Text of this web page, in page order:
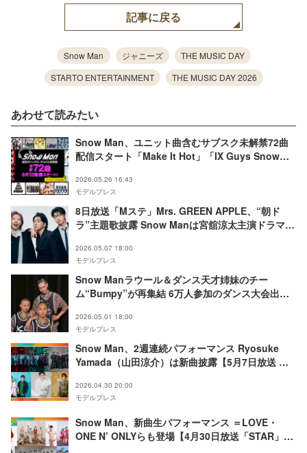
記事に戻る
Snow Man ジャニーズ
THE MUSIC DAY
STARTO ENTERTAINMENT
THE MUSIC DAY 2026
あわせて読みたい
Snow Man、ユニット曲含むサブスク未解禁72曲
配信スタート「Make It Hot」「IX Guys Snow
2026.05.26 16:43
モデルプレス
8日放送「Mステ」Mrs. GREEN APPLE、“朝ド
ラ”主題歌披露 Snow Manは宮舘涼太主演ドラマ主
2026.05.07 18:00
モデルプレス
Snow Manラウール＆ダンス天才姉妹のチー
ム“Bumpy”が再集結 6万人参加のダンス大会出場
さいSP】
2026.05.01 18:00
モデルプレス
Snow Man、2週連続パフォーマンス Ryosuke
Yamada（山田涼介）は新曲披露【5月7日放送 新
2026.04.30 20:00
モデルプレス
Snow Man、新曲生パフォーマンス ＝LOVE・
ONE N’ ONLYらも登場【4月30日放送「STAR」出